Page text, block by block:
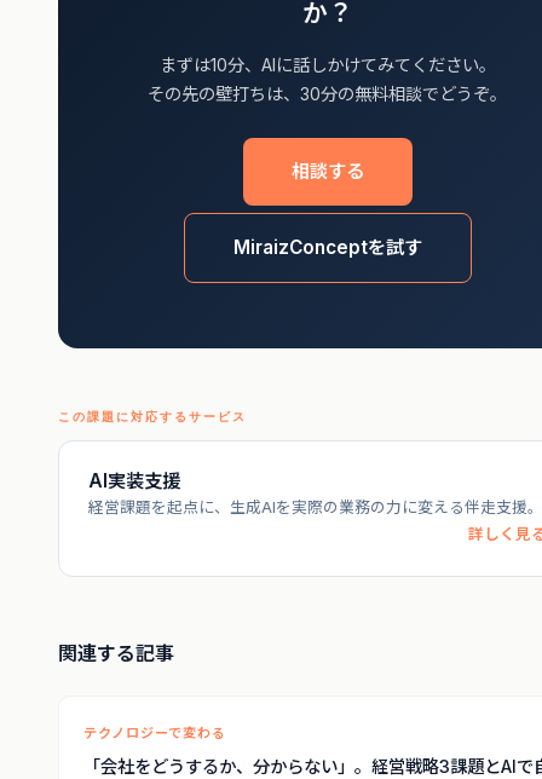
か？
まずは10分、AIに話しかけてみてください。
その先の壁打ちは、30分の無料相談でどうぞ。
相談する
MiraizConceptを試す
この課題に対応するサービス
AI実装支援
経営課題を起点に、生成AIを実際の業務の力に変える伴走支援。
詳しく見
関連する記事
テクノロジーで変わる
「会社をどうするか、分からない」。経営戦略3課題とAIで